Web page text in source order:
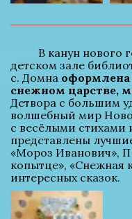
В канун
детском зале
с. Домна оформлена
снежном царстве,
Детвора с большим
волшебный мир
с весёлыми стихами
представлены
«Мороз Иванович»,
копытце», «Снежная
интересных сказок.